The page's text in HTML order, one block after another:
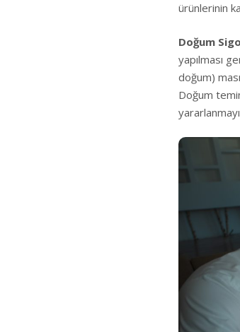
ürünlerinin
Doğum
yapılması
doğum)
Doğum